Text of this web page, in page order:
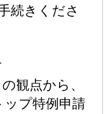
続きくださ
観点から、
ップ特例申請